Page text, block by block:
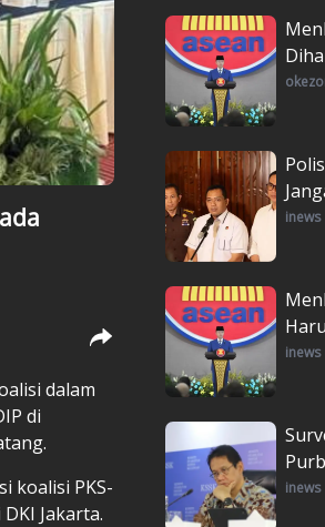
dalam
di
koalisi PKS-
Jakarta.
inews
inews
inews